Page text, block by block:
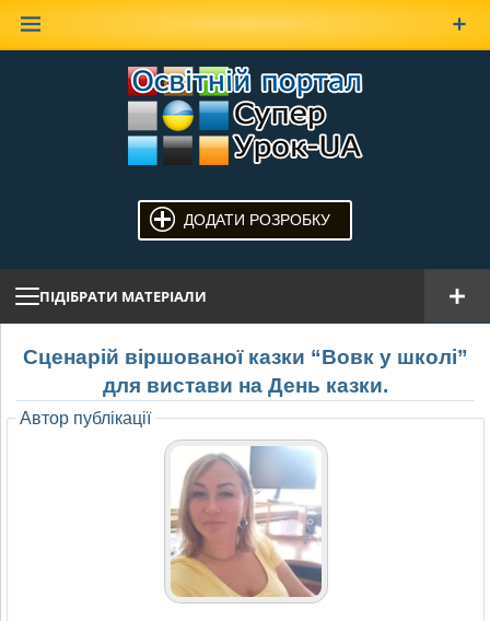
ДОДАТИ РОЗРОБКУ
ПІДІБРАТИ МАТЕРІАЛИ
Сценарій віршованої казки “Вовк у школі”
для вистави на День казки.
Автор публікації